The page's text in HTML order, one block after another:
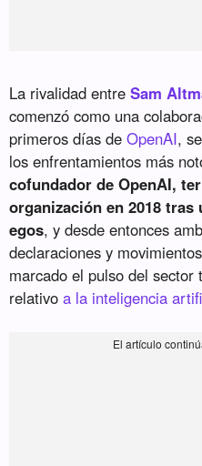
La rivalidad entreSam
comenzó como una
primeros días deOpenAI,
los enfrentamientos más
cofundador de OpenAI,
organización en 2018
egos, y desde entonces
declaraciones y
marcado el pulso del
relativoa la inteligencia